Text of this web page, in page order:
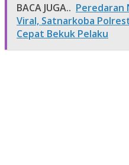
BACA JUGA.. Peredaran
Viral, Satnarkoba
Cepat Bekuk Pelaku